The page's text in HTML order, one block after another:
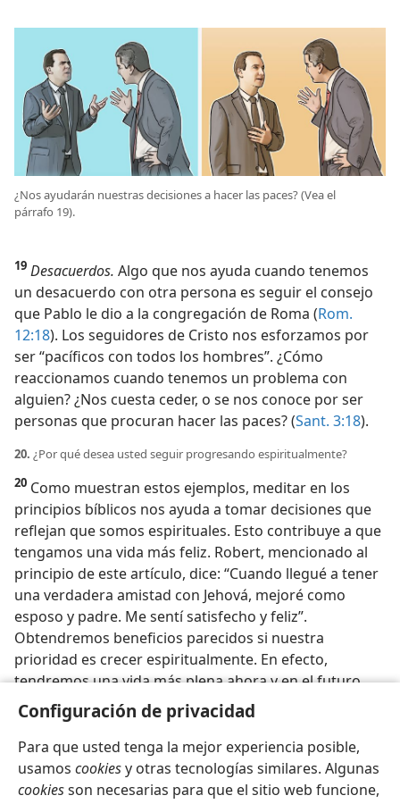
Configuración de privacidad
Para que usted tenga la mejor experiencia posible,
usamos cookiesy otras tecnologías similares. Algunas
cookiesson necesarias para que el sitio web funcione,
¿Nos ayudarán nuestras decisiones a hacer las paces? (Vea el
párrafo 19).
19 Desacuerdos. Algo que nos ayuda cuando tenemos
un desacuerdo con otra persona es seguir el consejo
que Pablo le dio a la congregación de Roma (Rom.
12:18). Los seguidores de Cristo nos esforzamos por
ser “pacíficos con todos los hombres”. ¿Cómo
reaccionamos cuando tenemos un problema con
alguien? ¿Nos cuesta ceder, o se nos conoce por ser
personas que procuran hacer las paces? (Sant. 3:18).
20. ¿Por qué desea usted seguir progresando espiritualmente?
20 Como muestran estos ejemplos, meditar en los
principios bíblicos nos ayuda a tomar decisiones que
reflejan que somos espirituales. Esto contribuye a que
tengamos una vida más feliz. Robert, mencionado al
principio de este artículo, dice: “Cuando llegué a tener
una verdadera amistad con Jehová, mejoré como
esposo y padre. Me sentí satisfecho y feliz”.
Obtendremos beneficios parecidos si nuestra
prioridad es crecer espiritualmente. En efecto,
tendremos una vida más plena ahora y en el futuro
disfrutaremos de “la vida que realmente” es vida
1 Tim. 6:19 ).